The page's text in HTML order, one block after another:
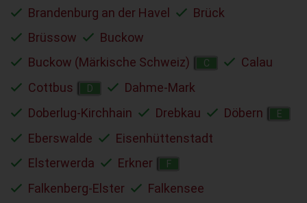
Brandenburg an der Havel
Brück
Brüssow
Buckow
Buckow (Märkische Schweiz)
C
Calau
Cottbus
D
Dahme-Mark
Doberlug-Kirchhain
Drebkau Döbern E
Eberswalde
Eisenhüttenstadt
Elsterwerda
Erkner F
Falkenberg-Elster
Falkensee